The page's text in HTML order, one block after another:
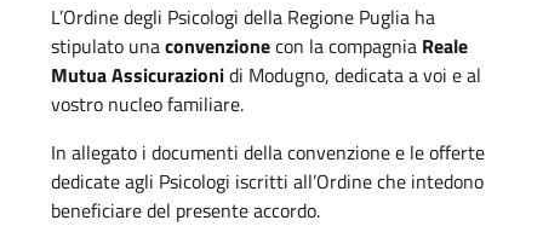
L’Ordine degli Psicologi della Regione Puglia ha
stipulato unaconvenzionecon la compagnia Reale
Mutua Assicurazionidi Modugno, dedicata a voi e al
vostro nucleo familiare.
In allegato i documenti della convenzione e le offerte
dedicate agli Psicologi iscritti all’Ordine che intedono
beneficiare del presente accordo.